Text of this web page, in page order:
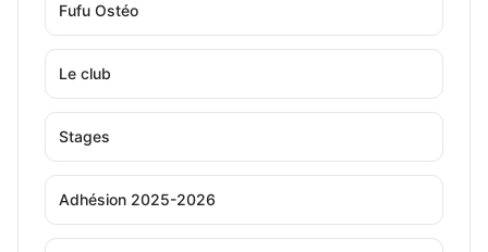
Fufu Ostéo
Le club
Stages
Adhésion 2025-2026